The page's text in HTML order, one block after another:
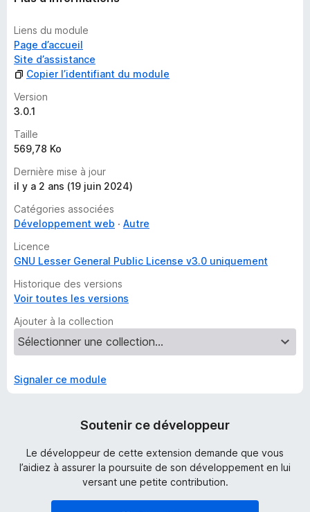
Liens du module
Page d’accueil
Site d’assistance
Copier l’identifiant du module
Version
3.0.1
Taille
569,78 Ko
Dernière mise à jour
il y a 2 ans (19 juin 2024)
Catégories associées
Développement web
Autre
Licence
GNU Lesser General Public License v3.0 uniquement
Historique des versions
Voir toutes les versions
Ajouter à la collection
Signaler ce module
Soutenir ce développeur
Le développeur de cette extension demande que vous
l’aidiez à assurer la poursuite de son développement en lui
versant une petite contribution.